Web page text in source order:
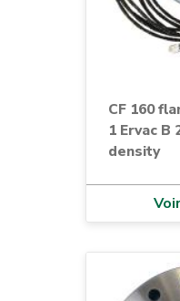
CF 160
1 Ervac
density